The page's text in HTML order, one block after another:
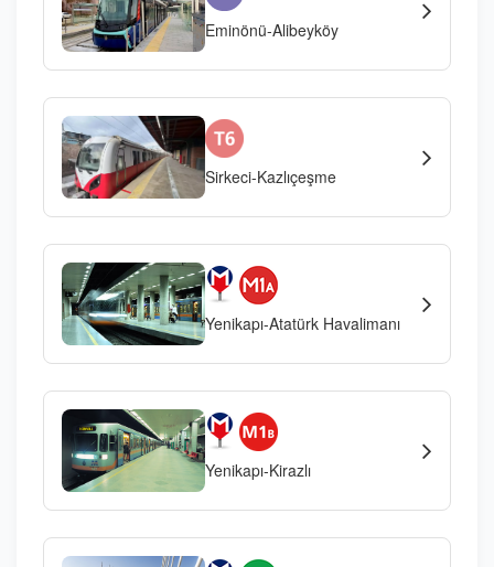
Eminönü-Alibeyköy
Sirkeci-Kazlıçeşme
Yenikapı-Atatürk Havalimanı
Yenikapı-Kirazlı